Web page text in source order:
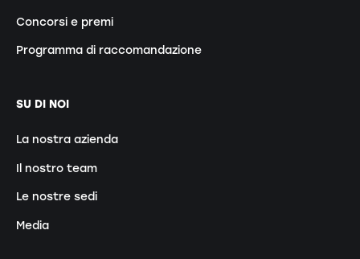
Concorsi e premi
Programma di raccomandazione
SU DI NOI
La nostra azienda
Il nostro team
Le nostre sedi
Media